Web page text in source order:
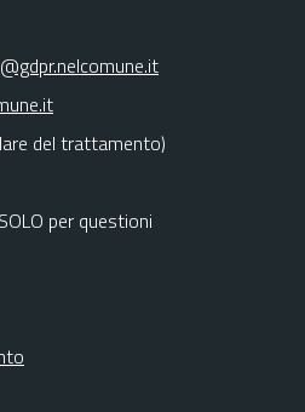
del trattamento)
per questioni